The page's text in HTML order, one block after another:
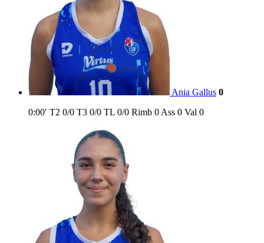
Ania Gallus 0
0:00′ T2 0/0 T3 0/0 TL 0/0 Rimb 0 Ass 0 Val 0